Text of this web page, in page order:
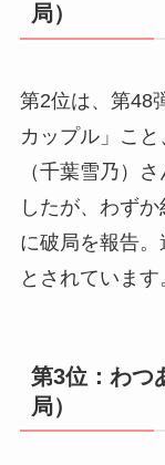
局）
第2位は、第48
カップル」こ
（千葉雪乃）
したが、わず
に破局を報告
とされています
第3位：わつ
局）